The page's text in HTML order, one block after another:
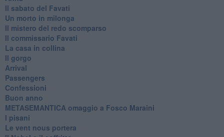
Il sabato del Favati
Un morto in milonga
Il mistero del redo scomparso
Il commissario Favati
La casa in collina
Il gorgo
Arrival
Passengers
Confessioni
Buon anno
METASEMANTICA omaggio a Fosco Maraini
I pisani
Le vent nous portera